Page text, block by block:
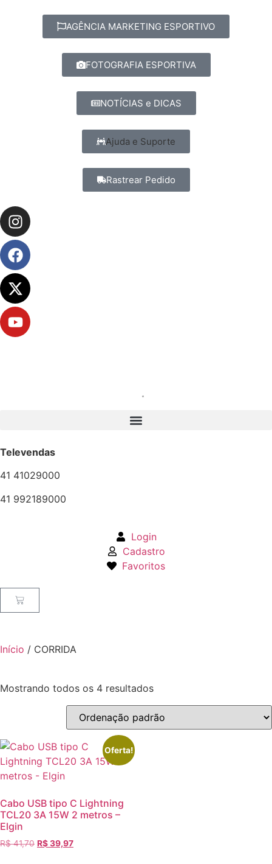
AGÊNCIA MARKETING ESPORTIVO
FOTOGRAFIA ESPORTIVA
NOTÍCIAS e DICAS
Ajuda e Suporte
Rastrear Pedido
Televendas
41 41029000
41 992189000
Login
Cadastro
Favoritos
Início / CORRIDA
Mostrando todos os 4 resultados
Oferta!
Cabo USB tipo C Lightning
TCL20 3A 15W 2 metros –
Elgin
R$41,70 R$39,97